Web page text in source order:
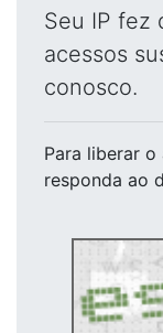
Seu IP fez
acessos
conosco.
Para liberar o
responda ao